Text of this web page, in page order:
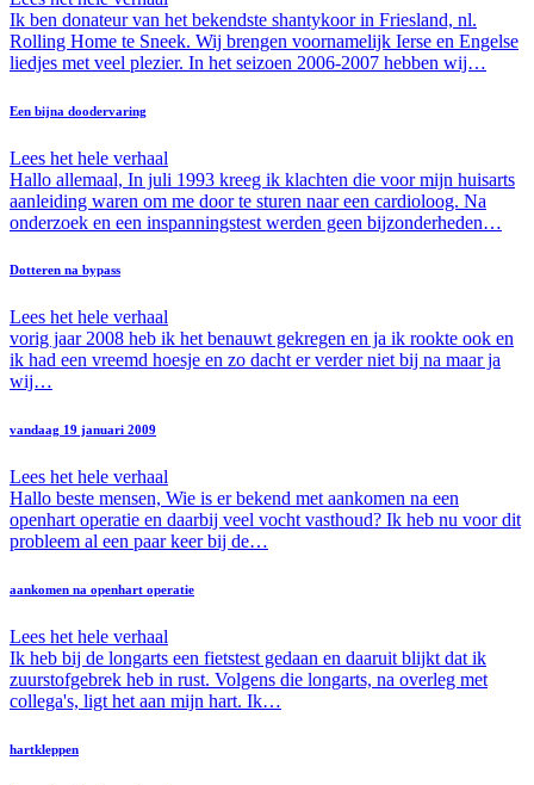
Ik ben donateur van het bekendste shantykoor in Friesland, nl.
Rolling Home te Sneek. Wij brengen voornamelijk Ierse en Engelse
liedjes met veel plezier. In het seizoen 2006-2007 hebben wij…
Een bijna doodervaring
Lees het hele verhaal
Hallo allemaal, In juli 1993 kreeg ik klachten die voor mijn huisarts
aanleiding waren om me door te sturen naar een cardioloog. Na
onderzoek en een inspanningstest werden geen bijzonderheden…
Dotteren na bypass
Lees het hele verhaal
vorig jaar 2008 heb ik het benauwt gekregen en ja ik rookte ook en
ik had een vreemd hoesje en zo dacht er verder niet bij na maar ja
wij…
vandaag 19 januari 2009
Lees het hele verhaal
Hallo beste mensen, Wie is er bekend met aankomen na een
openhart operatie en daarbij veel vocht vasthoud? Ik heb nu voor dit
probleem al een paar keer bij de…
aankomen na openhart operatie
Lees het hele verhaal
Ik heb bij de longarts een fietstest gedaan en daaruit blijkt dat ik
zuurstofgebrek heb in rust. Volgens die longarts, na overleg met
collega's, ligt het aan mijn hart. Ik…
hartkleppen